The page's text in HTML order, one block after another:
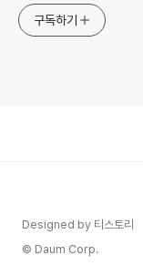
구독하기
Designed by 티스토리
© Daum Corp.